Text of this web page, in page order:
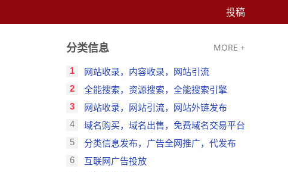
投稿
分类信息 MORE +
1 网站收录，内容收录，网站引流
2 全能搜索，资源搜索，全能搜索引擎
3 网站收录，网站引流，网站外链发布
4 域名购买，域名出售，免费域名交易平台
5 分类信息发布，广告全网推广，代发布
6 互联网广告投放